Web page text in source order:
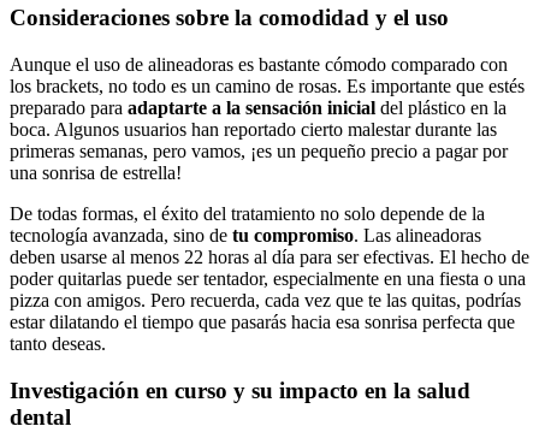
Consideraciones sobre la comodidad y el uso
Aunque el uso de alineadoras es bastante cómodo comparado con
los brackets, no todo es un camino de rosas. Es importante que estés
preparado para adaptarte a la sensación inicial del plástico en la
boca. Algunos usuarios han reportado cierto malestar durante las
primeras semanas, pero vamos, ¡es un pequeño precio a pagar por
una sonrisa de estrella!
De todas formas, el éxito del tratamiento no solo depende de la
tecnología avanzada, sino de tu compromiso. Las alineadoras
deben usarse al menos 22 horas al día para ser efectivas. El hecho de
poder quitarlas puede ser tentador, especialmente en una fiesta o una
pizza con amigos. Pero recuerda, cada vez que te las quitas, podrías
estar dilatando el tiempo que pasarás hacia esa sonrisa perfecta que
tanto deseas.
Investigación en curso y su impacto en la salud
dental